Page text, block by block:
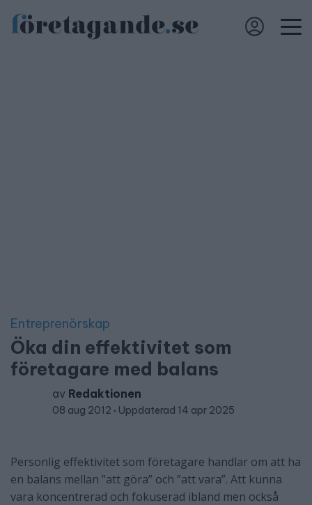
Entreprenörskap
Öka din effektivitet som
företagare med balans
av Redaktionen
08 aug 2012 Uppdaterad 14 apr 2025
Personlig effektivitet som företagare handlar om att ha
en balans mellan ”att göra” och ”att vara”. Att kunna
vara koncentrerad och fokuserad ibland men också